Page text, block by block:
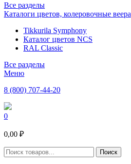
Все разделы
Каталоги цветов, колеровочные веера
Tikkurila Symphony
Каталог цветов NCS
RAL Classic
Все разделы
Меню
8 (800) 707-44-20
0
0,00 ₽